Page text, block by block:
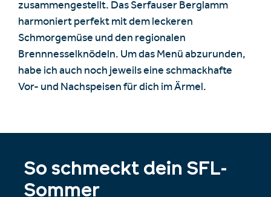
zusammengestellt. Das Serfauser Berglamm
harmoniert perfekt mit dem leckeren
Schmorgemüse und den regionalen
Brennnesselknödeln. Um das Menü abzurunden,
habe ich auch noch jeweils eine schmackhafte
Vor- und Nachspeisen für dich im Ärmel.
So schmeckt dein SFL-
Sommer